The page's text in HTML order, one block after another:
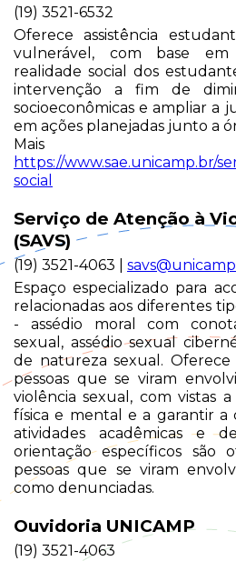
(19) 3521-6532
Oferece assistência
vulnerável, com base em
realidade social dos
intervenção a fim de
socioeconômicas e ampliar a
em ações planejadas junto a
Mais
https://www.sae.unicamp.br/
social
Serviço de Atenção à
(SAVS)
(19) 3521-4063 |
Espaço especializado para
relacionadas aos diferentes
- assédio moral com
sexual, assédio sexual
de natureza sexual.
pessoas que se viram
violência sexual, com vistas
física e mental e a garantir a
atividades acadêmicas e
orientação específicos são
pessoas que se viram
como denunciadas.
Ouvidoria UNICAMP
(19) 3521-4063